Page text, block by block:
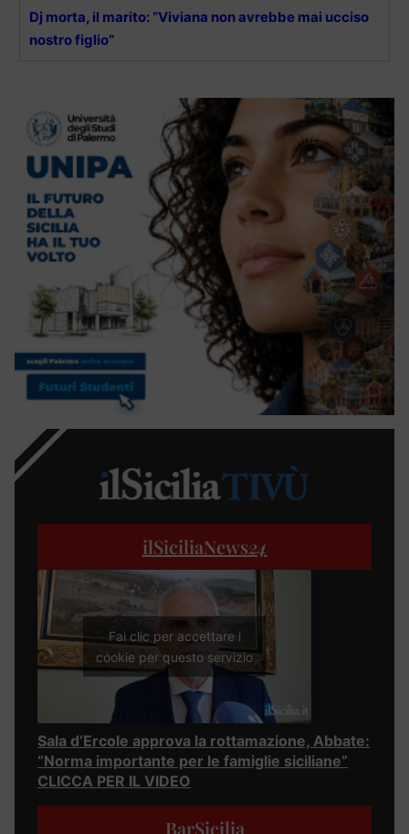
Dj morta, il marito: “Viviana non avrebbe mai ucciso
nostro figlio”
ilSiciliaNews24
Fai clic per accettare i
cookie per questo servizio
Sala d’Ercole approva la rottamazione, Abbate:
“Norma importante per le famiglie siciliane”
CLICCA PER IL VIDEO
BarSicilia